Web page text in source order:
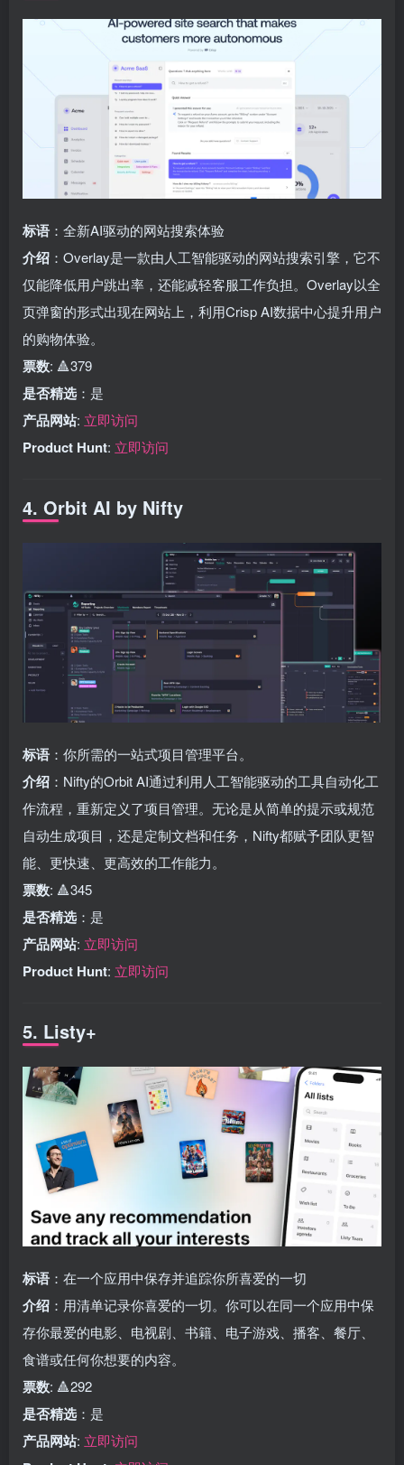
标语 ：全新AI驱动的网站搜索体验
介绍 ：Overlay是一款由人工智能驱动的网站搜索引擎，它不
仅能降低用户跳出率，还能减轻客服工作负担。Overlay以全
页弹窗的形式出现在网站上，利用Crisp AI数据中心提升用户
的购物体验。
票数: 🔺379
是否精选 ：是
产品网站: 立即访问
Product Hunt: 立即访问
4. Orbit AI by Nifty
标语 ：你所需的一站式项目管理平台。
介绍 ：Nifty的Orbit AI通过利用人工智能驱动的工具自动化工
作流程，重新定义了项目管理。无论是从简单的提示或规范
自动生成项目，还是定制文档和任务，Nifty都赋予团队更智
能、更快速、更高效的工作能力。
票数: 🔺345
是否精选 ：是
产品网站: 立即访问
Product Hunt: 立即访问
5. Listy+
标语 ：在一个应用中保存并追踪你所喜爱的一切
介绍 ：用清单记录你喜爱的一切。你可以在同一个应用中保
存你最爱的电影、电视剧、书籍、电子游戏、播客、餐厅、
食谱或任何你想要的内容。
票数: 🔺292
是否精选 ：是
产品网站: 立即访问